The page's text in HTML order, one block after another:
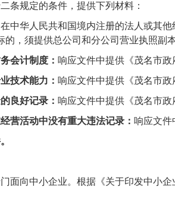
条规定的条件，提供下列材料：
在中华人民共和国境内注册的法人或其
，须提供总公司和分公司营业执照副
会计制度 ： 响应文件中提供《茂名市政
技术能力 ： 响应文件中提供《茂名市政
良好记录 ： 响应文件中提供《茂名市政
营活动中没有重大违法记录 ： 响应文件
面向中小企业。根据《关于印发中小